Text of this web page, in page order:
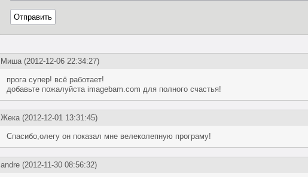
Миша(2012-12-06 22:34:27)
прога супер! всё работает!
добавьте пожалуйста imagebam.com для полного счастья!
Жека(2012-12-01 13:31:45)
Спасибо,олегу он показал мне велеколепную програму!
andre (2012-11-30 08:56:32)